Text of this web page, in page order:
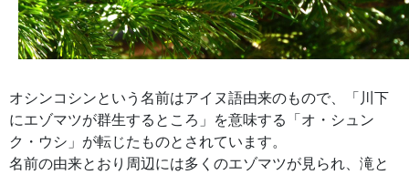
オシンコシンという名前はアイヌ語由来のもので、「川下
にエゾマツが群生するところ」を意味する「オ・シュン
ク・ウシ」が転じたものとされています。
名前の由来とおり周辺には多くのエゾマツが見られ、滝と